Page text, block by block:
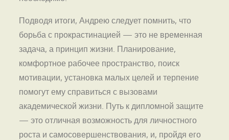
Подводя итоги, Андрею следует помнить, что
борьба с прокрастинацией — это не временная
задача, а принцип жизни. Планирование,
комфортное рабочее пространство, поиск
мотивации, установка малых целей и терпение
помогут ему справиться с вызовами
академической жизни. Путь к дипломной защите
— это отличная возможность для личностного
роста и самосовершенствования, и, пройдя его